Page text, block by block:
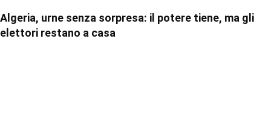
Algeria, urne senza sorpresa: il potere tiene, ma gli
elettori restano a casa